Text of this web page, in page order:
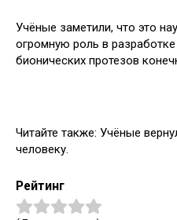
Учёные заметили, что это
огромную роль в
бионических протезов
Читайте также: Учёные
человеку.
Рейтинг